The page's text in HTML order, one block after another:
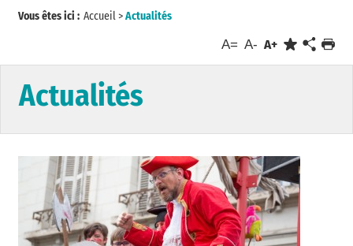
Vous êtes ici : Accueil>Actualités
A= A- A+
Actualités